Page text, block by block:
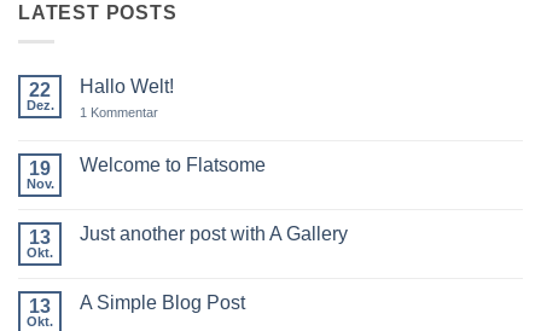
LATEST POSTS
22
Dez.
Hallo Welt!
1 Kommentarzu
19
Nov.
Welcome to Flatsome
Welcome
13
Okt.
Just another post with A Gallery
Just
13
Okt.
A Simple Blog Post